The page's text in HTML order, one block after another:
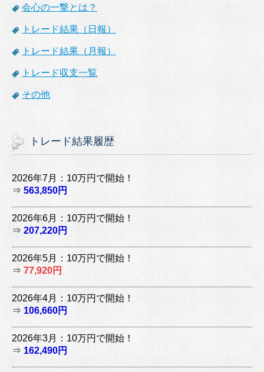
会心の一撃とは？
トレード結果（日報）
トレード結果（月報）
トレード収支一覧
その他
トレード結果履歴
2026年7月：10万円で開始！
⇒ 563,850円
2026年6月：10万円で開始！
⇒ 207,220円
2026年5月：10万円で開始！
⇒ 77,920円
2026年4月：10万円で開始！
⇒ 106,660円
2026年3月：10万円で開始！
⇒ 162,490円